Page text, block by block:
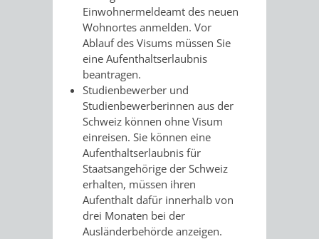
DOCH
AN
DEINE
STADT
WIEDERVERMIETUNGSPRÄMIE
Einwohnermeldeamt des neuen
Wohnortes anmelden. Vor
Ablauf des Visums müssen Sie
eine Aufenthaltserlaubnis
beantragen.
Studienbewerber und
Studienbewerberinnen aus der
Schweiz können ohne Visum
einreisen. Sie können eine
Aufenthaltserlaubnis für
Staatsangehörige der Schweiz
erhalten, müssen ihren
Aufenthalt dafür innerhalb von
drei Monaten bei der
Ausländerbehörde anzeigen.